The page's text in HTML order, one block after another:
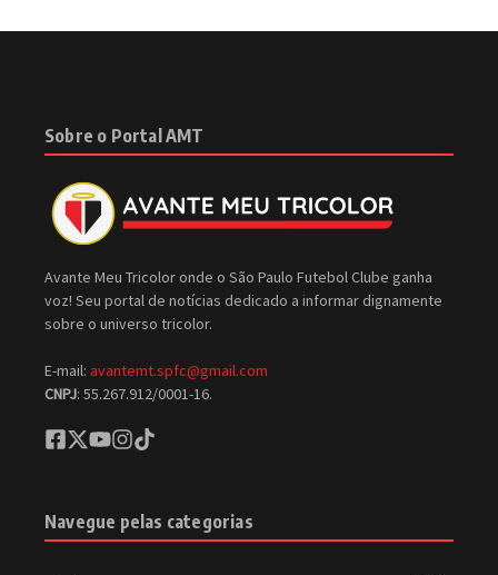
Sobre o Portal AMT
Avante Meu Tricolor onde o São Paulo Futebol Clube ganha
voz! Seu portal de notícias dedicado a informar dignamente
sobre o universo tricolor.
E-mail: avantemt.spfc@gmail.com
CNPJ: 55.267.912/0001-16.
Navegue pelas categorias